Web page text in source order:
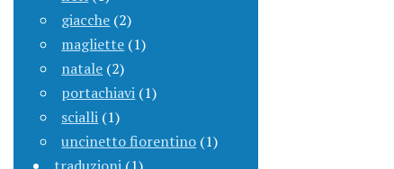
giacche (2)
magliette (1)
natale (2)
portachiavi (1)
scialli (1)
uncinetto fiorentino (1)